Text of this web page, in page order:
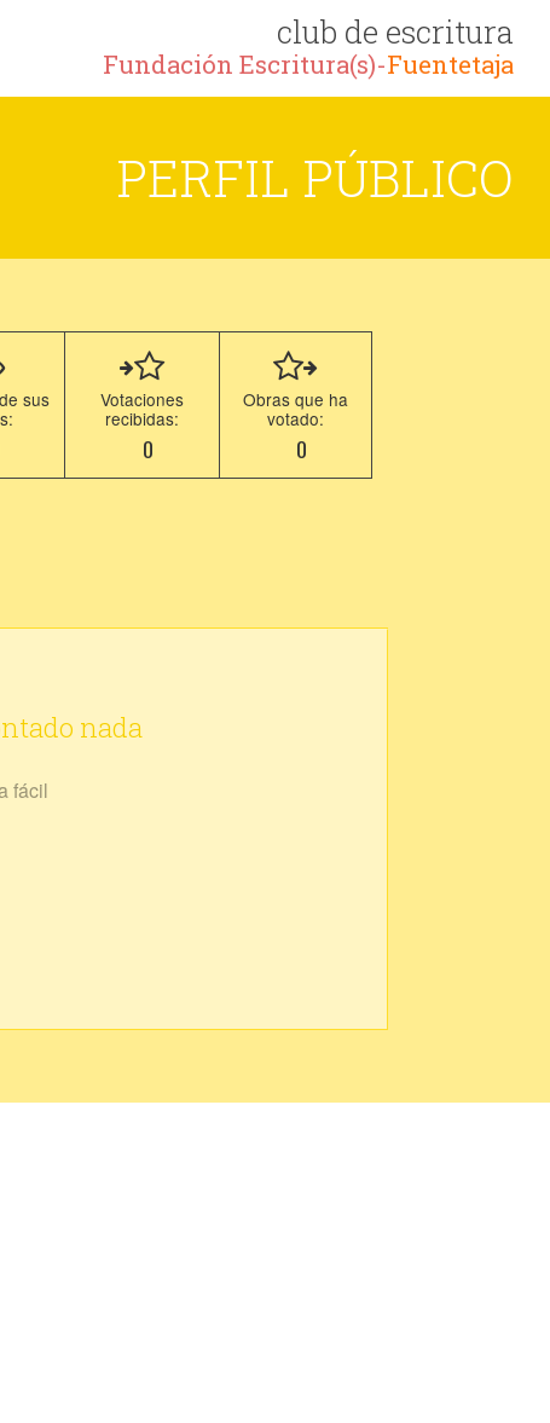
club de escritura
Fundación Escritura(s)-Fuentetaja
PERFIL PÚBLICO
sus
Votaciones
recibidas:
0
Obras que ha
votado:
0
nada
fácil